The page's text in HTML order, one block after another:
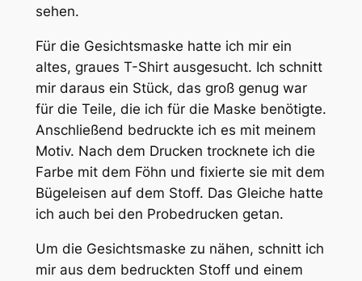
sehen.
Für die Gesichtsmaske hatte ich mir ein
altes, graues T-Shirt ausgesucht. Ich schnitt
mir daraus ein Stück, das groß genug war
für die Teile, die ich für die Maske benötigte.
Anschließend bedruckte ich es mit meinem
Motiv. Nach dem Drucken trocknete ich die
Farbe mit dem Föhn und fixierte sie mit dem
Bügeleisen auf dem Stoff. Das Gleiche hatte
ich auch bei den Probedrucken getan.
Um die Gesichtsmaske zu nähen, schnitt ich
mir aus dem bedruckten Stoff und einem